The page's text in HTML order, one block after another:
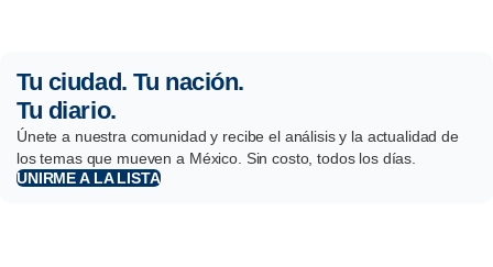
Tu ciudad. Tu nación.
Tu diario.
Únete a nuestra comunidad y recibe el análisis y la actualidad de
los temas que mueven a México. Sin costo, todos los días.
UNIRME A LA LISTA